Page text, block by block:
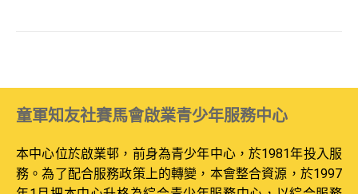
童軍知友社賽馬會啟業青少年服務中心
本中心位於啟業邨，前身為青少年中心，於1981年投入服
務。為了配合服務政策上的轉變，本會整合資源，於1997